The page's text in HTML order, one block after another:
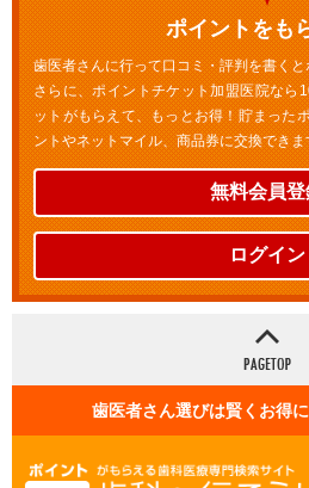
ポイントをも
歯医者さんに行って口コミ・評判を書く
さらに、ポイントチケット加盟医院なら
ットがもらえて、もっとお得！貯まった
ントやネットマイル、商品券に交換できま
無料会員登
ログイン
歯医者さん選びは賢くお得